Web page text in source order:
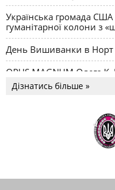
Українська громада
гуманітарної колони з
День Вишиванки в Норт
OPUS MAGNUM Олега
Дізнатись більше »